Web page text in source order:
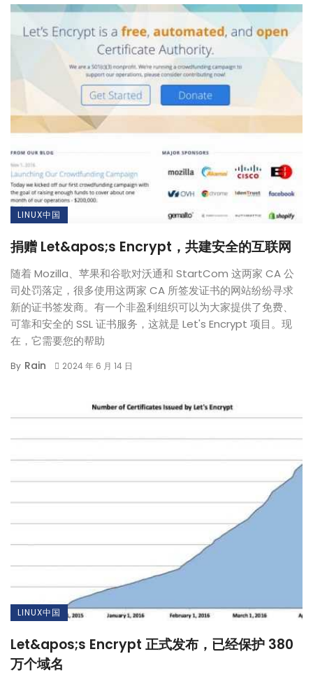
LINUX中国
捐赠 Let&apos;s Encrypt，共建安全的互联网
随着 Mozilla、苹果和谷歌对沃通和 StartCom 这两家 CA 公
司处罚落定，很多使用这两家 CA 所签发证书的网站纷纷寻求
新的证书签发商。有一个非盈利组织可以为大家提供了免费、
可靠和安全的 SSL 证书服务，这就是 Let's Encrypt 项目。现
在，它需要您的帮助
By Rain 2024 年 6 月 14 日
LINUX中国
Let&apos;s Encrypt 正式发布，已经保护 380
万个域名